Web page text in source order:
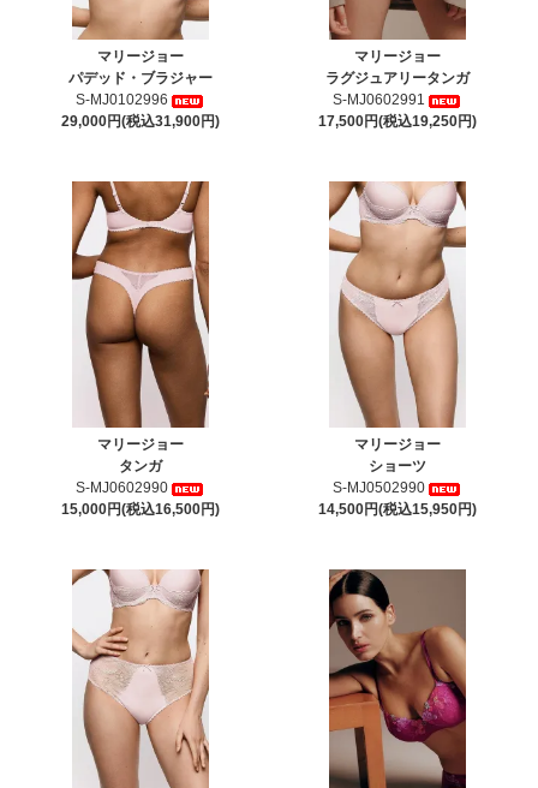
マリージョー
パデッド・ブラジャー
S-MJ0102996
29,000円(税込31,900円)
マリージョー
ラグジュアリータンガ
S-MJ0602991
17,500円(税込19,250円)
マリージョー
タンガ
S-MJ0602990
15,000円(税込16,500円)
マリージョー
ショーツ
S-MJ0502990
14,500円(税込15,950円)